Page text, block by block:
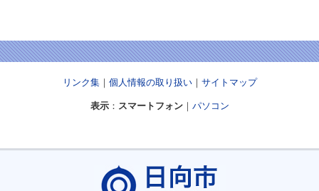
リンク集｜ 個人情報の取り扱い｜ サイトマップ
表示： スマートフォン｜ パソコン